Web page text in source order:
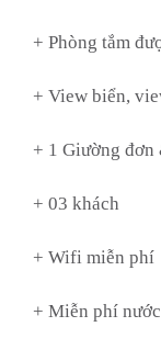
+ Phòng tắm
+ View biển,
+ 1 Giường
+ 03 khách
+ Wifi miễn phí
+ Miễn phí